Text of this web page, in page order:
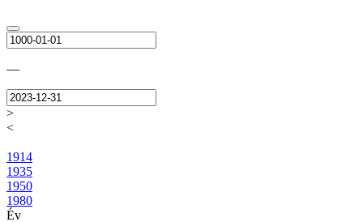
—
>
<
1914
1935
1950
1980
Év